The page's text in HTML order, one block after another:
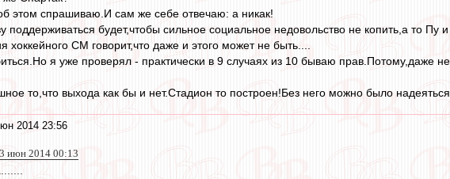
этом спрашиваю.И сам же себе отвечаю: а никак!
поддерживаться будет,чтобы сильное социальное недовольство не копить,а то Пу
хоккейного СМ говорит,что даже и этого может не быть....
я уже проверял - практически в 9 случаях из 10 бываю прав.Потому,даже
то,что выхода как бы и нет.Стадион то построен!Без него можно было
2014 23:56
июн 2014 00:13